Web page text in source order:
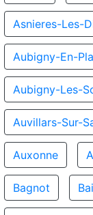
Asnieres-Les-
Aubigny-En-
Aubigny-Les-
Auvillars-Sur-
Auxonne
Bagnot